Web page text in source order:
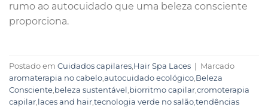
rumo ao autocuidado que uma beleza consciente
proporciona.
Postado em Cuidados capilares Hair Spa Laces | Marcado
aromaterapia no cabelo autocuidado ecológico Beleza
Consciente beleza sustentável biorritmo capilar cromoterapia
capilar laces and hair tecnologia verde no salão tendências